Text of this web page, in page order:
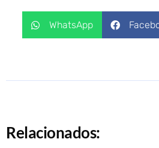
WhatsApp
Relacionados: